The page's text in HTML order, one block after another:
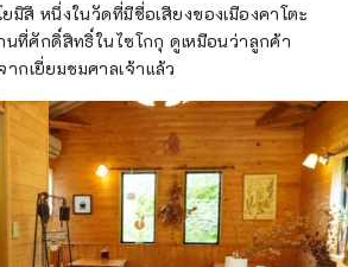
มิสึ หนึ่งในวัดที่มีชื่อเสียงของเมืองคาโตะ
นที่ศักดิ์สิทธิ์ในไซโกกุ ดูเหมือนว่าลูกค้า
กเยี่ยมชมศาลเจ้าแล้ว